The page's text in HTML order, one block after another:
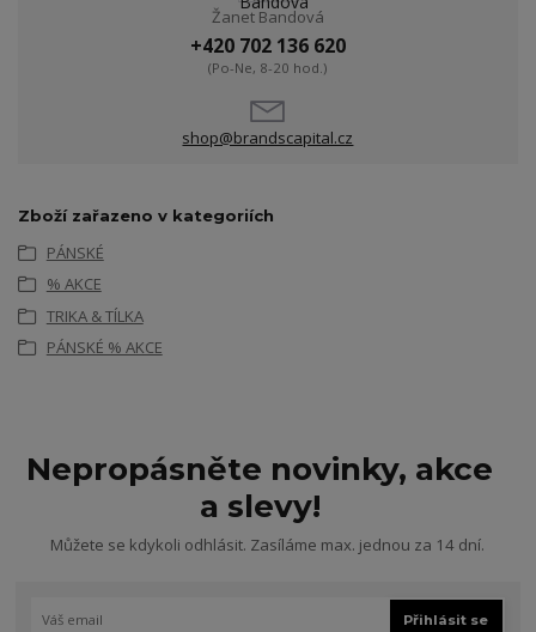
Žanet Bandová
+420 702 136 620
(Po-Ne, 8-20 hod.)
shop@brandscapital.cz
Zboží zařazeno v kategoriích
PÁNSKÉ
% AKCE
TRIKA & TÍLKA
PÁNSKÉ % AKCE
Nepropásněte novinky, akce
a slevy!
Můžete se kdykoli odhlásit. Zasíláme max. jednou za 14 dní.
Přihlásit se